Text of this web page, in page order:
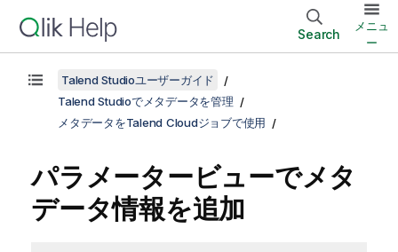
Search
メニュ
ー
Talend Studioユーザーガイド
Talend Studioでメタデータを管理
メタデータをTalend Cloudジョブで使用
パラメータービューでメタ
データ情報を追加